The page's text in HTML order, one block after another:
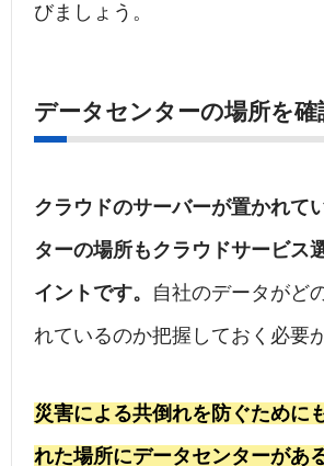
びましょう。
データセンターの場所を確
クラウドのサーバーが置かれて
ターの場所もクラウドサービス
イントです。 自社のデータがど
れているのか把握しておく必要
災害による共倒れを防ぐために
れた場所にデータセンターがあ